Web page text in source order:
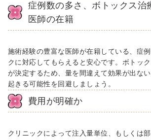
症例数の多さ、ボトックス治
医師の在籍
施術経験の豊富な医師が在籍している、症
クに対応してもらえると安心です。ボトッ
が決定するため、量を間違えて効果が出な
起きる可能性を回避しましょう。
費用が明確か
クリニックによって注入量単位、もしくは